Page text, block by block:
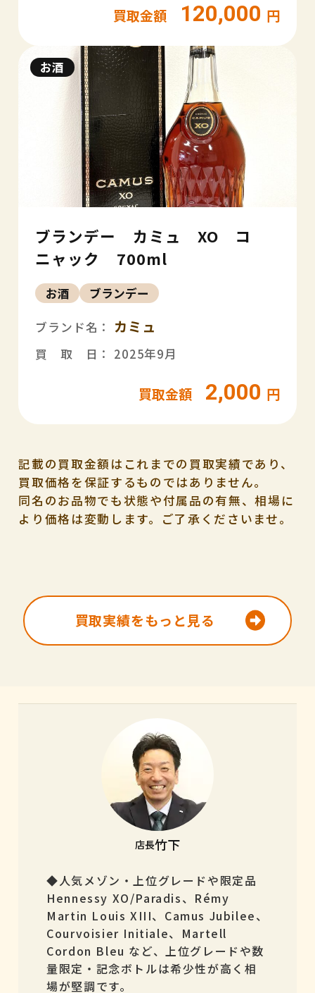
買取金額 120,000 円
お酒
ブランデー カミュ XO コ
ニャック 700ml
お酒 ブランデー
ブランド名： カミュ
買 取 日： 2025年9月
買取金額 2,000 円
記載の買取金額はこれまでの買取実績であり、
買取価格を保証するものではありません。
同名のお品物でも状態や付属品の有無、相場に
より価格は変動します。ご了承くださいませ。
買取実績をもっと見る
店長竹下
◆人気メゾン・上位グレードや限定品
Hennessy XO/Paradis、Rémy
Martin Louis XIII、Camus Jubilee、
Courvoisier Initiale、Martell
Cordon Bleu など、上位グレードや数
量限定・記念ボトルは希少性が高く相
場が堅調です。